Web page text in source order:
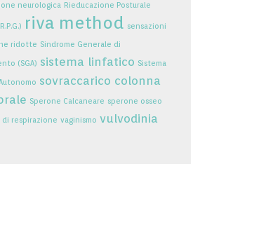
neurologica Rieducazione Posturale
riva method sensazioni
ridotte Sindrome Generale di
(SGA) sistema linfatico Sistema
sovraccarico colonna
Sperone Calcaneare sperone osseo
respirazione vaginismo vulvodinia